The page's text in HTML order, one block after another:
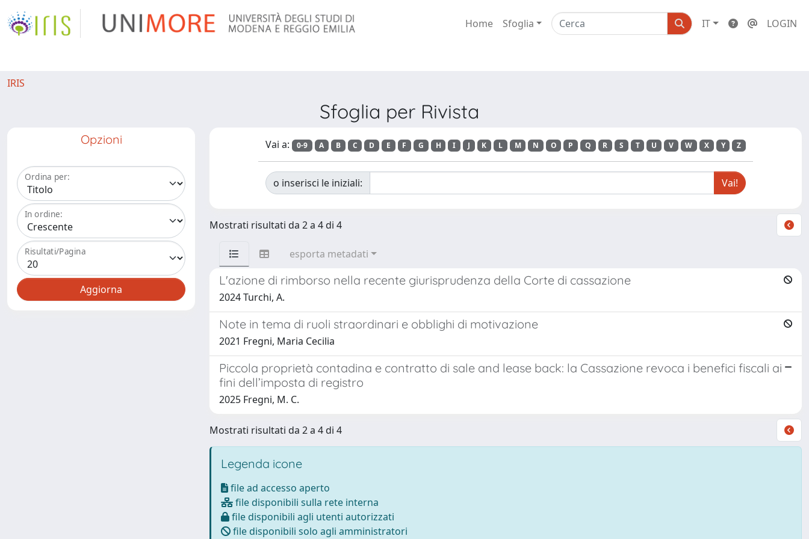
Home Sfoglia IT LOGIN
IRIS
Sfoglia per Rivista
Opzioni
Ordina per:
In ordine:
Risultati/Pagina
Vai a: 0-9 A B C D E F G H I J K L M N O P Q R S T U V W X Y Z
o inserisci le iniziali:
Mostrati risultati da 2 a 4 di 4
esporta metadati
L'azione di rimborso nella recente giurisprudenza della Corte di cassazione
2024 Turchi, A.
Note in tema di ruoli straordinari e obblighi di motivazione
2021 Fregni, Maria Cecilia
Piccola proprietà contadina e contratto di sale and lease back: la Cassazione revoca i benefici fiscali ai
fini dell’imposta di registro
2025 Fregni, M. C.
Mostrati risultati da 2 a 4 di 4
Legenda icone
file ad accesso aperto
file disponibili sulla rete interna
file disponibili agli utenti autorizzati
file disponibili solo agli amministratori